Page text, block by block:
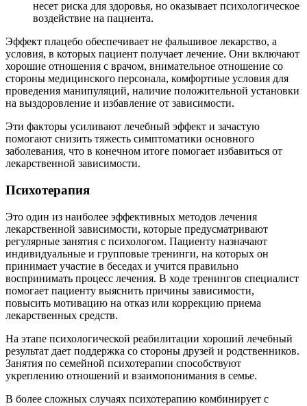
несет риска для здоровья, но оказывает психологическое
воздействие на пациента.
Эффект плацебо обеспечивает не фальшивое лекарство, а
условия, в которых пациент получает лечение. Они включают
хорошие отношения с врачом, внимательное отношение со
стороны медицинского персонала, комфортные условия для
проведения манипуляций, наличие положительной установки
на выздоровление и избавление от зависимости.
Эти факторы усиливают лечебный эффект и зачастую
помогают снизить тяжесть симптоматики основного
заболевания, что в конечном итоге помогает избавиться от
лекарственной зависимости.
Психотерапия
Это один из наиболее эффективных методов лечения
лекарственной зависимости, которые предусматривают
регулярные занятия с психологом. Пациенту назначают
индивидуальные и групповые тренинги, на которых он
принимает участие в беседах и учится правильно
воспринимать процесс лечения. В ходе тренингов специалист
помогает пациенту выяснить причины зависимости,
повысить мотивацию на отказ или коррекцию приема
лекарственных средств.
На этапе психологической реабилитации хороший лечебный
результат дает поддержка со стороны друзей и родственников.
Занятия по семейной психотерапии способствуют
укреплению отношений и взаимопонимания в семье.
В более сложных случаях психотерапию комбинирует с